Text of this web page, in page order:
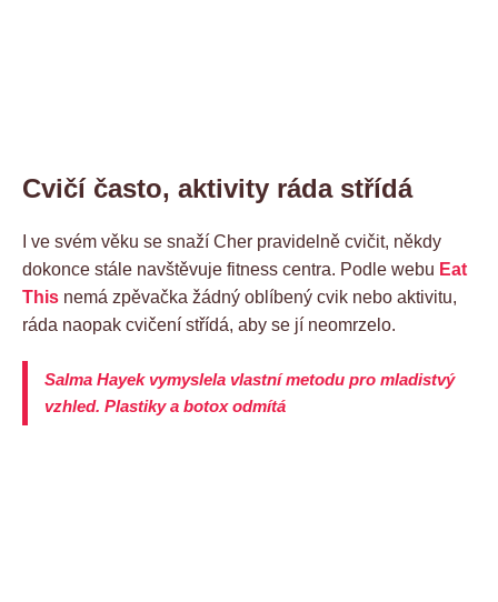
Cvičí často, aktivity ráda střídá
I ve svém věku se snaží Cher pravidelně cvičit, někdy
dokonce stále navštěvuje fitness centra. Podle webu Eat
This nemá zpěvačka žádný oblíbený cvik nebo aktivitu,
ráda naopak cvičení střídá, aby se jí neomrzelo.
Salma Hayek vymyslela vlastní metodu pro mladistvý
vzhled. Plastiky a botox odmítá